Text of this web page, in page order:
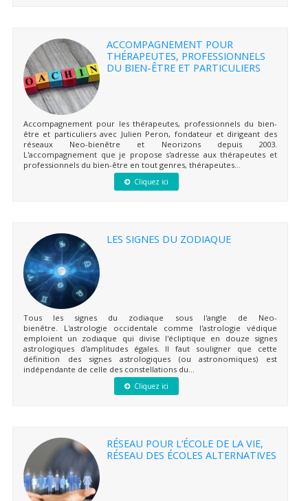
ACCOMPAGNEMENT POUR
THÉRAPEUTES, PROFESSIONNELS
DU BIEN-ÊTRE ET PARTICULIERS
Accompagnement pour les thérapeutes, professionnels du bien-
être et particuliers avec Julien Peron, fondateur et dirigeant des
réseaux Neo-bienêtre et Neorizons depuis 2003.
L'accompagnement que je propose s'adresse aux thérapeutes et
professionnels du bien-être en tout genres, thérapeutes...
Cliquez ici
LES SIGNES DU ZODIAQUE
Tous les signes du zodiaque sous l'angle de Neo-
bienêtre. L'astrologie occidentale comme l'astrologie védique
emploient un zodiaque qui divise l'écliptique en douze signes
astrologiques d'amplitudes égales. Il faut souligner que cette
définition des signes astrologiques (ou astronomiques) est
indépendante de celle des constellations du...
Cliquez ici
RÉSEAU POUR L’ÉCOLE DE LA VIE,
RÉSEAU DES ÉCOLES ALTERNATIVES